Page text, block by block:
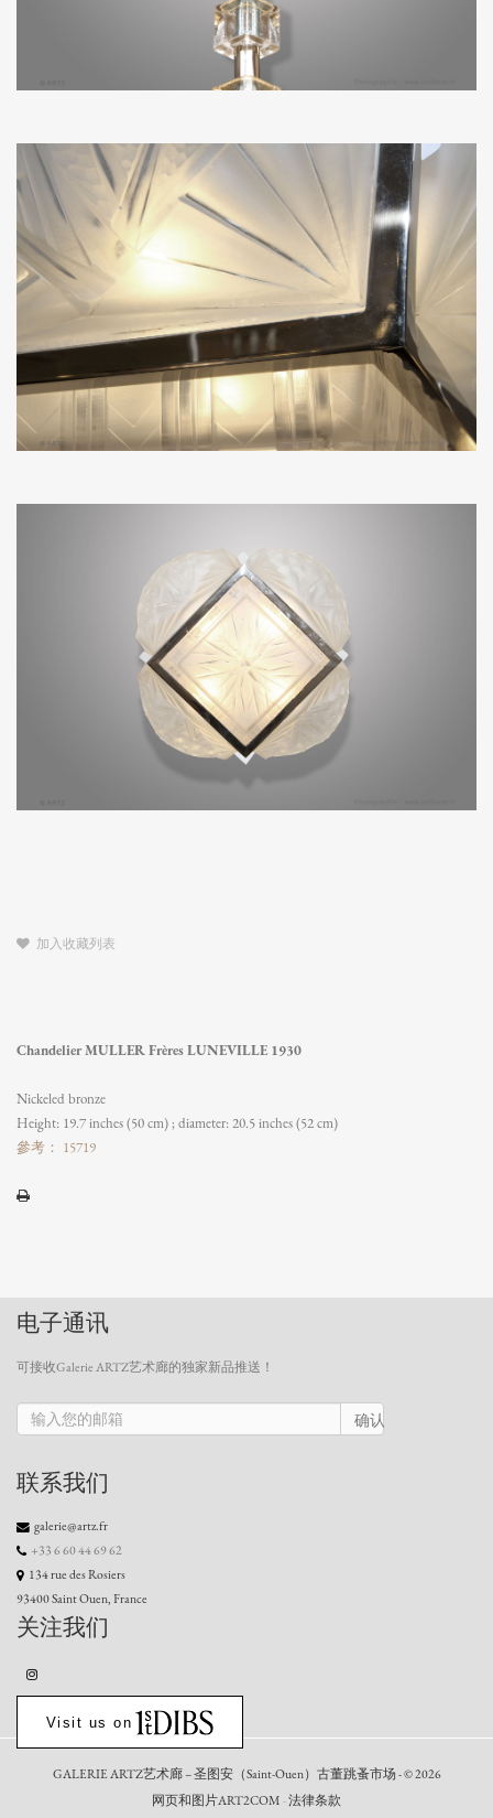
加入收藏列表
Chandelier MULLER Frères LUNEVILLE 1930
Nickeled bronze
Height: 19.7 inches (50 cm) ; diameter: 20.5 inches (52 cm)
參考： 15719
电子通讯
可接收Galerie ARTZ艺术廊的独家新品推送！
确认
联系我们
galerie@artz.fr
+33 6 60 44 69 62
134 rue des Rosiers
93400 Saint Ouen, France
关注我们
Visit us on
GALERIE ARTZ艺术廊 – 圣图安（Saint-Ouen）古董跳蚤市场 - © 2026
网页和图片ART2COM -法律条款